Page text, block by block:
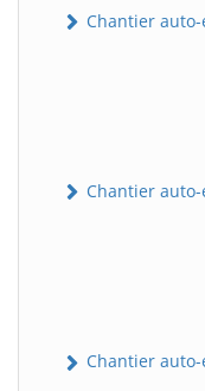
Chantier
Chantier
Chantier